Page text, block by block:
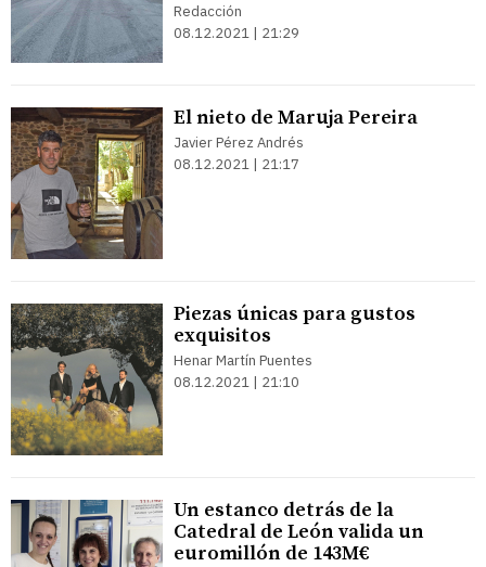
Redacción
08.12.2021 | 21:29
El nieto de Maruja Pereira
Javier Pérez Andrés
08.12.2021 | 21:17
Piezas únicas para gustos
exquisitos
Henar Martín Puentes
08.12.2021 | 21:10
Un estanco detrás de la
Catedral de León valida un
euromillón de 143M€